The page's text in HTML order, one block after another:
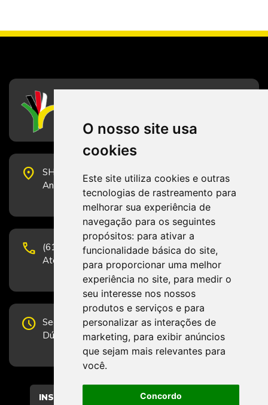
O nosso site usa
cookies
Este site utiliza cookies e outras
tecnologias de rastreamento para
melhorar sua experiência de
navegação para os seguintes
propósitos: para ativar a
funcionalidade básica do site,
para proporcionar uma melhor
experiência no site, para medir o
seu interesse nos nossos
produtos e serviços e para
personalizar as interações de
marketing, para exibir anúncios
que sejam mais relevantes para
você.
Concordo
place
SHS Quadra 6, Bloco E, Complexo Brasil 21, 20º
Andar, Sala 2001 - CEP 70322-915 - Brasília/DF
phone
(61) 3223-1652 e (61) 98131-3801.
Atendimento por telefone em horário comercial
schedule Segunda-feira a Sexta-feira de 12h às 19h.
Dúvidas e sugestões pelo Fale Conosco.